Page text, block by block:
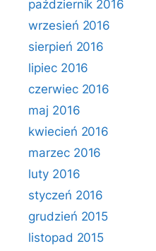
październik 2016
wrzesień 2016
sierpień 2016
lipiec 2016
czerwiec 2016
maj 2016
kwiecień 2016
marzec 2016
luty 2016
styczeń 2016
grudzień 2015
listopad 2015